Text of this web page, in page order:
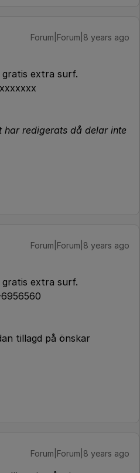
Forum|Forum|8 years ago
extra surf.
har redigerats då delar inte
Forum|Forum|8 years ago
extra surf.
tillagd på önskar
Forum|Forum|8 years ago